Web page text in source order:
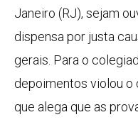
Janeiro (RJ), sejam
dispensa por justa
gerais. Para o
depoimentos violou o
que alega que as